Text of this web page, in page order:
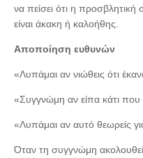
να πείσει ότι η
είναι άκακη ή καλοήθης.
Αποποίηση ευθυνών
«Λυπάμαι αν νιώθεις ότι
«Συγγνώμη αν είπα κάτι
«Λυπάμαι αν αυτό θεωρείς
Όταν τη συγγνώμη